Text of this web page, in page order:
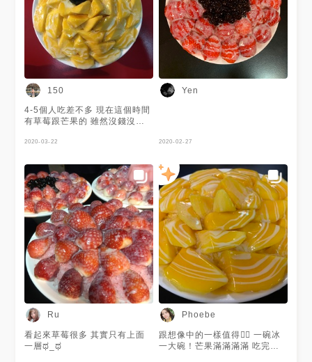
150
4-5個人吃差不多 現在這個時間
有草莓跟芒果的 雖然沒錢沒有
2020-03-22
Yen
2020-02-27
Ru
看起來草莓很多 其實只有上面
一層ಥ_ಥ
Phoebe
跟想像中的一樣值得👍🏻 一碗冰
一大碗！芒果滿滿滿滿 吃完只